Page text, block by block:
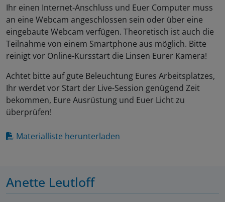
Ihr einen Internet-Anschluss und Euer Computer muss
an eine Webcam angeschlossen sein oder über eine
eingebaute Webcam verfügen. Theoretisch ist auch die
Teilnahme von einem Smartphone aus möglich. Bitte
reinigt vor Online-Kursstart die Linsen Eurer Kamera!
Achtet bitte auf gute Beleuchtung Eures Arbeitsplatzes,
Ihr werdet vor Start der Live-Session genügend Zeit
bekommen, Eure Ausrüstung und Euer Licht zu
überprüfen!
Materialliste herunterladen
Anette Leutloff